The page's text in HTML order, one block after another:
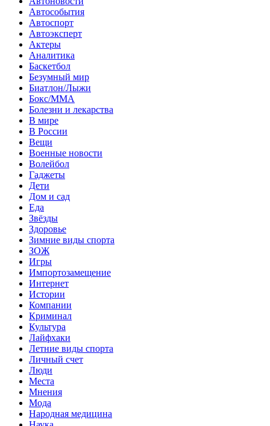
Автособытия
Автоспорт
Автоэксперт
Актеры
Аналитика
Баскетбол
Безумный мир
Биатлон/Лыжи
Бокс/MMA
Болезни и лекарства
В мире
В России
Вещи
Военные новости
Волейбол
Гаджеты
Дети
Дом и сад
Еда
Звёзды
Здоровье
Зимние виды спорта
ЗОЖ
Игры
Импортозамещение
Интернет
Истории
Компании
Криминал
Культура
Лайфхаки
Летние виды спорта
Личный счет
Люди
Места
Мнения
Мода
Народная медицина